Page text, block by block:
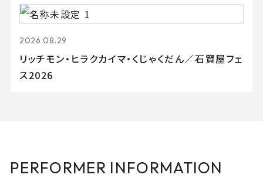
2026.08.29
リッチモン・ヒラクカイマ・くじゃくだん／石賢屋フェ
ス2026
PERFORMER INFORMATION